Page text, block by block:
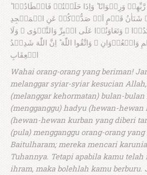
وَرِضۡوَانًا ‌ؕ وَاِذَا حَلَلۡتُمۡ فَاصۡطَادُوۡا‌
شَنَاٰنُ قَوۡمٍ اَنۡ صَدُّوۡكُمۡ عَنِ الۡمَسۡجِدِ
وَتَعَاوَنُوۡا عَلَى الۡبِرِّ وَالتَّقۡوٰى‌ ۖ وَلَا
وَالۡعُدۡوَانِ‌ ۖ وَاتَّقُوا اللّٰهَ ‌ؕ اِنَّ اللّٰهَ شَدِيۡدُ
الۡعِقَابِ
Wahai orang-orang yang beriman!
melanggar syiar-syiar kesucian
(melanggar kehormatan) bulan-bulan
(mengganggu) hadyu (hewan-hewan
(hewan-hewan kurban yang diberi
(pula) mengganggu orang-orang
Baitulharam; mereka mencari
Tuhannya. Tetapi apabila kamu
ihram, maka bolehlah kamu berburu.